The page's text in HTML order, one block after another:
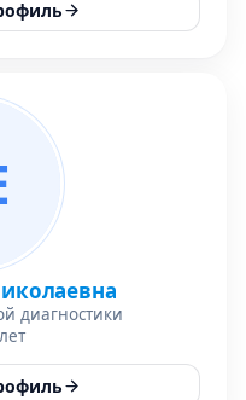
диагностики